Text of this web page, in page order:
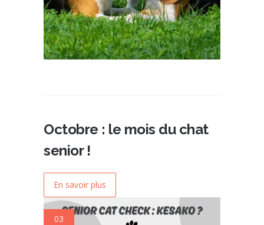
Octobre : le mois du chat
senior !
En savoir plus
03